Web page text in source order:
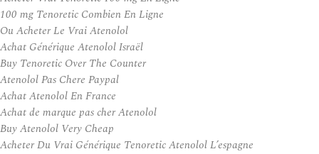
100 mg Tenoretic Combien En Ligne
Ou Acheter Le Vrai Atenolol
Achat Générique Atenolol Israël
Buy Tenoretic Over The Counter
Atenolol Pas Chere Paypal
Achat Atenolol En France
Achat de marque pas cher Atenolol
Buy Atenolol Very Cheap
Acheter Du Vrai Générique Tenoretic Atenolol L’espagne